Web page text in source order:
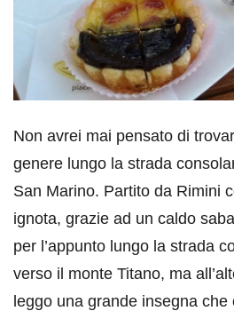
Non avrei mai pensato di
genere lungo la strada
San Marino. Partito da Rimini
ignota, grazie ad un caldo
per l’appunto lungo la strada
verso il monte Titano, ma
leggo una grande insegna che